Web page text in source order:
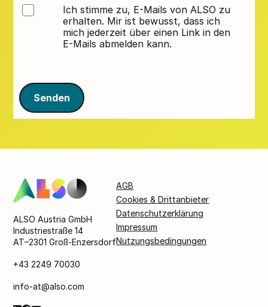
Ich stimme zu, E-Mails von ALSO zu
erhalten. Mir ist bewusst, dass ich
mich jederzeit über einen Link in den
E-Mails abmelden kann.
Senden
ALSO Austria GmbH
Industriestraße 14
AT–2301 Groß-Enzersdorf
+43 2249 70030
info-at@also.com
AGB
Cookies & Drittanbieter
Datenschutzerklärung
Impressum
Nutzungsbedingungen